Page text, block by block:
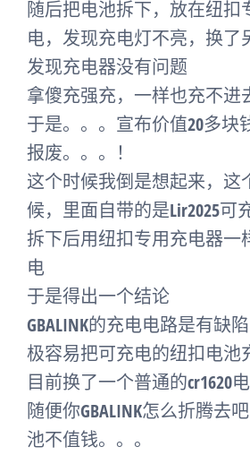
随后把电池拆下，放在纽扣
电，发现充电灯不亮，换了另
发现充电器没有问题
拿傻充强充，一样也充不进
于是。。。宣布价值20多块
报废。。。！
这个时候我倒是想起来，这
候，里面自带的是Lir2025可
拆下后用纽扣专用充电器一
电
于是得出一个结论
GBALINK的充电电路是有缺
极容易把可充电的纽扣电池
目前换了一个普通的cr1620
随便你GBALINK怎么折腾去
池不值钱。。。